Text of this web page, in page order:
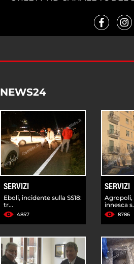
NEWS24
SERVIZI
Eboli, incidente sulla SS18:
tr...
4857
SERVIZI
Agropoli,
innesca
8786